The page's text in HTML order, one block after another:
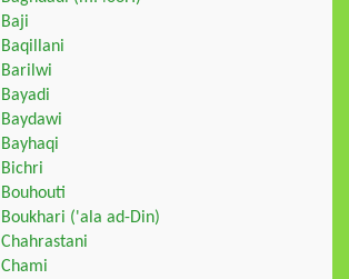
Baji
Baqillani
Barilwi
Bayadi
Baydawi
Bayhaqi
Bichri
Bouhouti
Boukhari ('ala ad-Din)
Chahrastani
Chami